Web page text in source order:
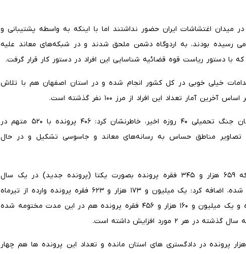
میدان اغتشاشات ایران حضور نداشتند اما با اینکه به واسطه پشتیبانی و
رسیده بودند، به اردوگاه دشمن ملحق شدند و در شبکه‌های معاند علیه
با دستور ریاست قوه قضائیه شناسایی این افراد در دستور کار قرار گرفت.
خیلی خوبی در کل کشور انجام شده و در استان اصفهان هم با تلاش
آمار تعداد این افراد از مرز ۱۰۰ نفر گذشته است.
وی با اشاره به رسیدگی به مجرمان جنگ تحمیلی ۴۰ روزه اخیر، خاطرنشان کرد: ۴۰۶ پرونده با ۵۲۰ متهم در
تصاویر مناطق حساس به رسانه‌های معاند و جاسوسی تشکیل و در حال
حجت الاسلام جعفری با بیان اینکه ۶۵۹ هزار و ۳۴۵ فقره پرونده بصورت یکتا (پرونده جدید) در یک سال
گذشته وارد دادگستری های استان شده، اضافه کرد: یک میلیون و ۱۷۳ هزار و ۶۲۳ فقره پرونده وارده از تیرماه
سال گذشته تا کنون رسیدگی شده و یک میلیون و ۱۶۰ هزار و ۴۵۶ فقره پرونده هم در این مدت مختومه شده
وی بیان کرد: در زمان حاضر ۳۶۱ هزار پرونده در دادگستری های استان مانده و تعداد این پرونده ها هم چهار